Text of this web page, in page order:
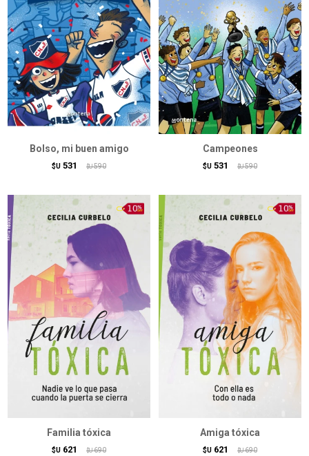
Bolso, mi buen amigo
$U 531 $U 590
Campeones
$U 531 $U 590
Familia tóxica
$U 621 $U 690
Amiga tóxica
$U 621 $U 690